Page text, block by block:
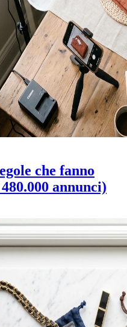
che fanno
annunci)